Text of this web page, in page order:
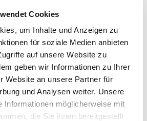
Cookies
um Inhalte und Anzeigen zu
für soziale Medien anbieten
auf unsere Website zu
geben wir Informationen zu Ihrer
Website an unsere Partner für
und Analysen weiter. Unsere
Informationen möglicherweise mit
die Sie ihnen bereitgestellt
Order brochures
Plan your journey
Opening hours